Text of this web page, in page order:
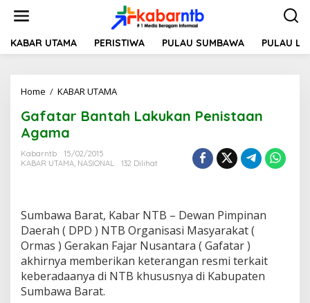
t
KABAR UTAMA PERISTIWA PULAU SUMBAWA PULAU
Home / KABAR UTAMA
f
t
a
h
L
a
k
Gafatar Bantah Lakukan Penistaan
Agama
Kabarntb
15/02/2015
KABAR UTAMA, NASIONAL 132 Dilihat
Sumbawa Barat, Kabar NTB – Dewan Pimpinan
Daerah ( DPD ) NTB Organisasi Masyarakat (
Ormas ) Gerakan Fajar Nusantara ( Gafatar )
akhirnya memberikan keterangan resmi terkait
keberadaanya di NTB khususnya di Kabupaten
Sumbawa Barat.